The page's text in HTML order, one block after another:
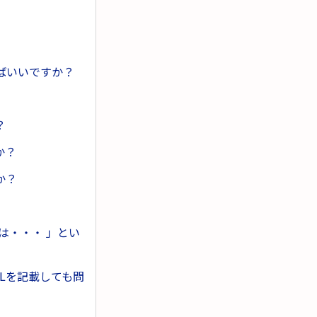
いですか？
・・・ 」とい
記載しても問